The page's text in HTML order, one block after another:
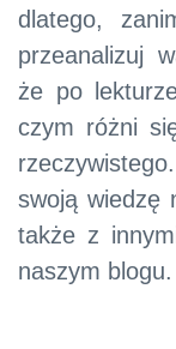
dlatego,
przeanalizuj
że po
czym różni
swoją wiedzę
także z
naszym blogu.